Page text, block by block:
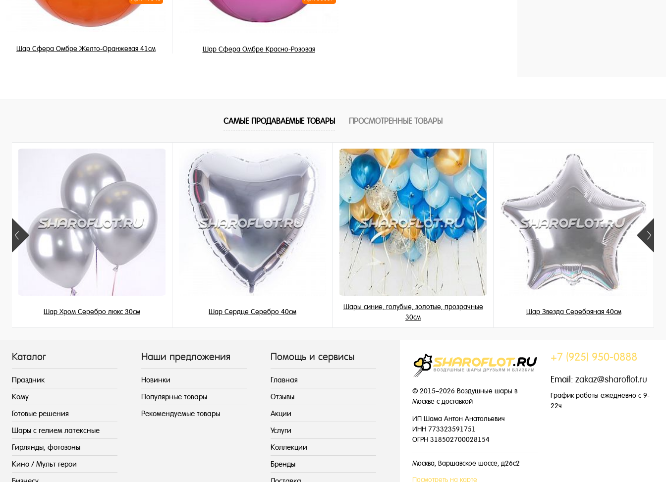
Шар Сфера Омбре Желто-Оранжевая 41см
В избранное
Шар Сфера Омбре Красно-Розовая
В избранное
В наличии
САМЫЕ ПРОДАВАЕМЫЕ ТОВАРЫ ПРОСМОТРЕННЫЕ ТОВАРЫ
Шар Хром Серебро люкс 30см Шар Сердце Серебро 40см
Шары синие, голубые, золотые, прозрачные
30см
Шар Звезда Серебряная 40см
Каталог
Праздник
Кому
Готовые решения
Шары с гелием латексные
Гирлянды, фотозоны
Кино / Мульт герои
Наши предложения
Новинки
Популярные товары
Рекомендуемые товары
Помощь и сервисы
Главная
Отзывы
Акции
Услуги
Коллекции
Бренды
© 2015–2026 Воздушные шары в
Москве с доставкой
ИП Шама Антон Анатольевич
ИНН 773323591751
ОГРН 318502700028154
Москва, Варшавское шоссе, д26с2
Посмотреть на карте
+7 (925) 950-0888
Email: zakaz@sharoflot.ru
График работы ежедневно с 9-
22ч